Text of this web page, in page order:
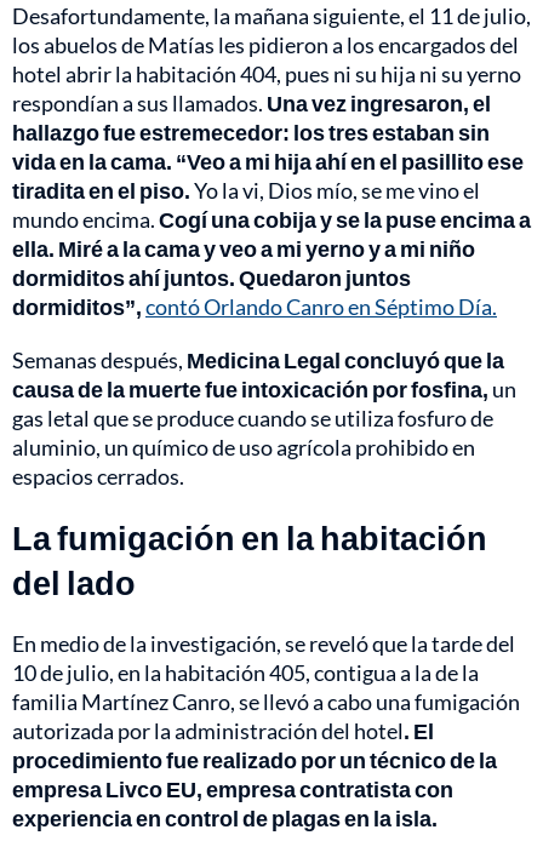
Desafortundamente, la mañana siguiente, el 11 de julio,
los abuelos de Matías les pidieron a los encargados del
hotel abrir la habitación 404, pues ni su hija ni su yerno
respondían a sus llamados. Una vez ingresaron, el
hallazgo fue estremecedor: los tres estaban sin
vida en la cama. “Veo a mi hija ahí en el pasillito ese
tiradita en el piso.Yo la vi, Dios mío, se me vino el
mundo encima.Cogí una cobija y se la puse encima a
ella. Miré a la cama y veo a mi yerno y a mi niño
dormiditos ahí juntos. Quedaron juntos
dormiditos”,contó Orlando Canro en Séptimo Día.
Semanas después, Medicina Legal concluyó que la
causa de la muerte fue intoxicación por fosfina, un
gas letal que se produce cuando se utiliza fosfuro de
aluminio, un químico de uso agrícola prohibido en
espacios cerrados.
La fumigación en la habitación
del lado
En medio de la investigación, se reveló que la tarde del
10 de julio, en la habitación 405, contigua a la de la
familia Martínez Canro, se llevó a cabo una fumigación
autorizada por la administración del hotel. El
procedimiento fue realizado por un técnico de la
empresa Livco EU, empresa contratista con
experiencia en control de plagas en la isla.